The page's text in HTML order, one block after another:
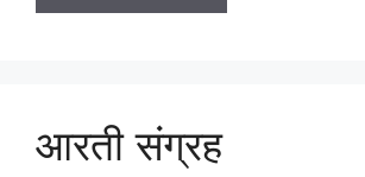
आरती संग्रह